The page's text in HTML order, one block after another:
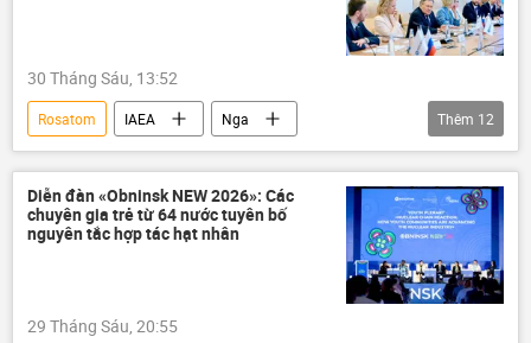
30 Tháng Sáu, 13:52
Rosatom IAEA
Nga
lĩnh vực hạt nhân
nhà khoa học hạt nhân
năng lượng hạt nhân
Châu Á
Công nghiệp
Indonesia
Kyrgyzstan
Chính trị
Thêm 12
Diễn đàn «Obninsk NEW 2026»: Các
chuyên gia trẻ từ 64 nước tuyên bố
nguyên tắc hợp tác hạt nhân
29 Tháng Sáu, 20:55